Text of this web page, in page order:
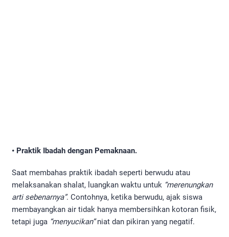
• Praktik Ibadah dengan Pemaknaan.
Saat membahas praktik ibadah seperti berwudu atau
melaksanakan shalat, luangkan waktu untuk “merenungkan
arti sebenarnya”. Contohnya, ketika berwudu, ajak siswa
membayangkan air tidak hanya membersihkan kotoran fisik,
tetapi juga “menyucikan”niat dan pikiran yang negatif.